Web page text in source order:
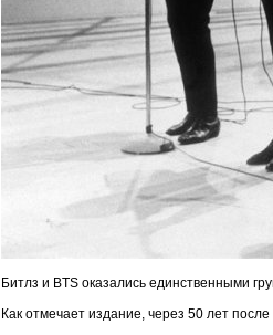
Битлз и BTS оказались единственными
Как отмечает издание, через 50 лет